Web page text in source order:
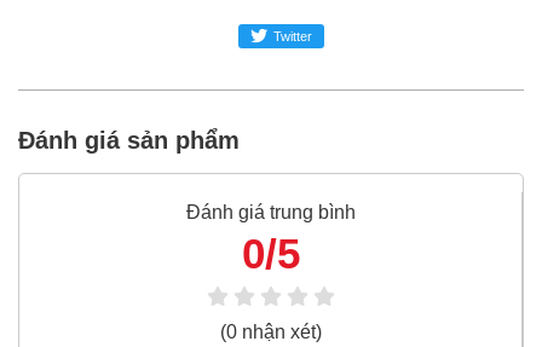
Tô vít dẹt Be-Cu Yato YT-65464 5x75mm
hãng
Bao 1 đổi 1 trong 24 giờ
Nếu bạn cần thêm thông tin của
YT-65464 5x75mmxin vui lòng liên hệ hotline -
hoặc zalo -0868.603.068
Twitter
Đánh giá sản phẩm
Đánh giá trung bình
0/5
(0 nhận xét)